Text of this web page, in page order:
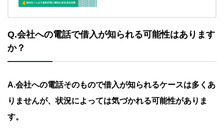
Q.会社への電話で借入が知られる可能性はあります
か？
A.会社への電話そのもので借入が知られるケースは多くあ
りませんが、状況によっては気づかれる可能性がありま
す。